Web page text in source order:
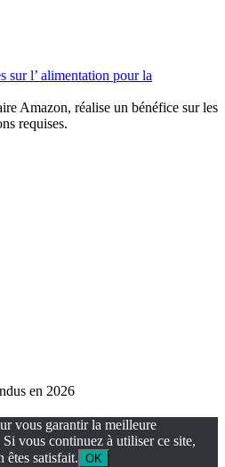
sur l’ alimentation pour la
Amazon, réalise un bénéfice sur les
requises.
en 2026
vous garantir la meilleure
vous continuez à utiliser ce site,
êtes satisfait. OK